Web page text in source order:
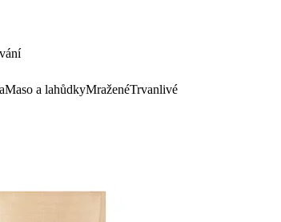
Maso a lahůdkyMraženéTrvanlivé